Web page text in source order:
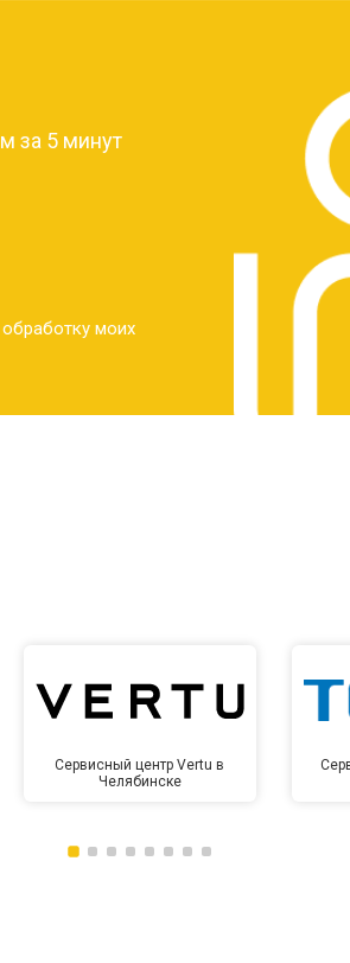
за 5 минут
моих
Сервисный центр Vertu в
Челябинске